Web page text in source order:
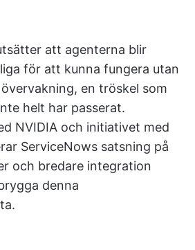
att agenterna blir
för att kunna fungera utan
en tröskel som
helt har passerat.
NVIDIA och initiativet med
ServiceNows satsning på
och bredare integration
denna